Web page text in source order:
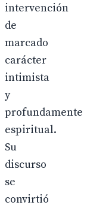
intervención
de
marcado
carácter
intimista
y
profundamente
espiritual.
Su
discurso
se
convirtió